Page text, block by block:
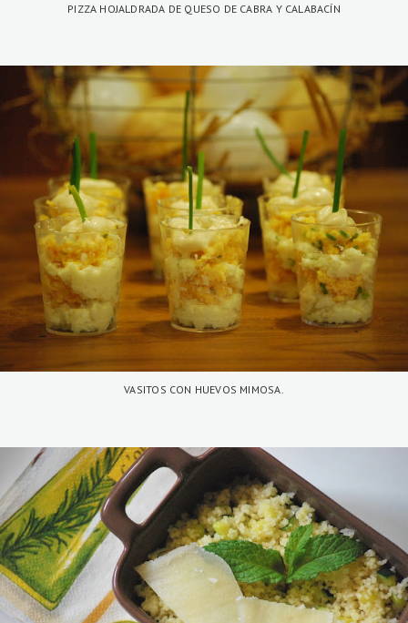
PIZZA HOJALDRADA DE QUESO DE CABRA Y CALABACÍN
VASITOS CON HUEVOS MIMOSA.